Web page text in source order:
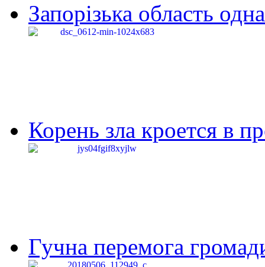
Запорізька область
Корень зла кроется в
Гучна перемога